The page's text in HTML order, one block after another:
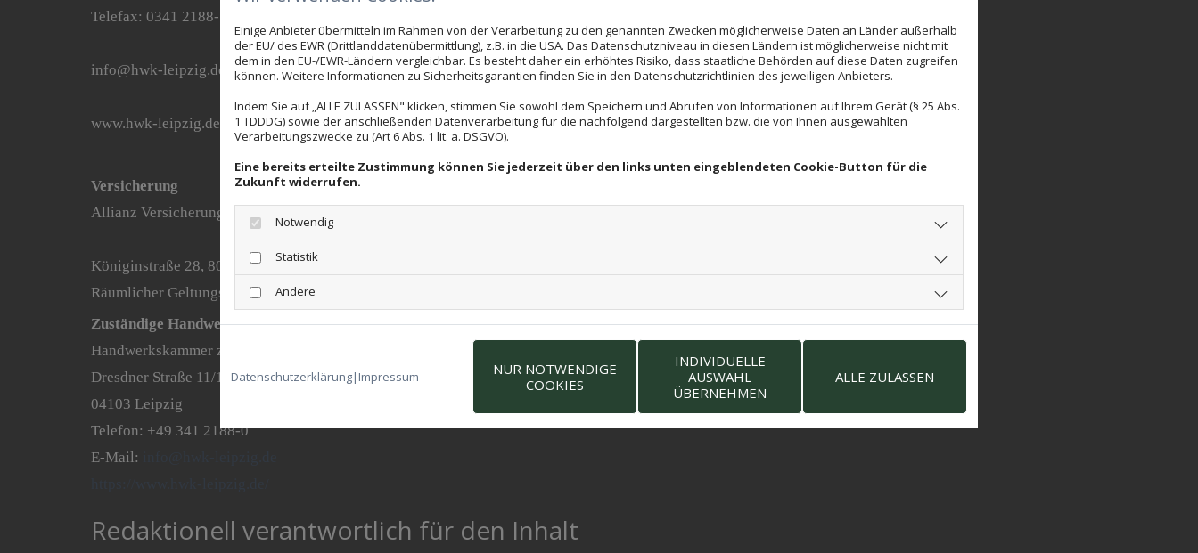
Telefax: 0341 2188- 4 99
info@hwk-leipzig.de
www.hwk-leipzig.de
Versicherung
Allianz Versicherungs-Aktiengesellschaft
Königinstraße 28, 80802 München
Räumlicher Geltungsbereich der Versicherung: Deutschland
Zuständige Handwerkskammer:
Handwerkskammer zu Leipzig
Dresdner Straße 11/13
04103 Leipzig
Telefon: +49 341 2188-0
E-Mail:
Redaktionell verantwortlich für den Inhalt
Einige Anbieter übermitteln im Rahmen von der Verarbeitung zu den genannten Zwecken möglicherweise Daten an Länder außerhalb
der EU/ des EWR (Drittlanddatenübermittlung), z.B. in die USA. Das Datenschutzniveau in diesen Ländern ist möglicherweise nicht mit
dem in den EU-/EWR-Ländern vergleichbar. Es besteht daher ein erhöhtes Risiko, dass staatliche Behörden auf diese Daten zugreifen
können. Weitere Informationen zu Sicherheitsgarantien finden Sie in den Datenschutzrichtlinien des jeweiligen Anbieters.
Indem Sie auf „ALLE ZULASSEN" klicken, stimmen Sie sowohl dem Speichern und Abrufen von Informationen auf Ihrem Gerät (§ 25 Abs.
1 TDDDG) sowie der anschließenden Datenverarbeitung für die nachfolgend dargestellten bzw. die von Ihnen ausgewählten
Verarbeitungszwecke zu (Art 6 Abs. 1 lit. a. DSGVO).
Eine bereits erteilte Zustimmung können Sie jederzeit über den links unten eingeblendeten Cookie-Button für die
Zukunft widerrufen.
Notwendig
Statistik
Andere
Datenschutzerklärung| Impressum
NUR NOTWENDIGE
COOKIES
INDIVIDUELLE
AUSWAHL
ÜBERNEHMEN
ALLE ZULASSEN